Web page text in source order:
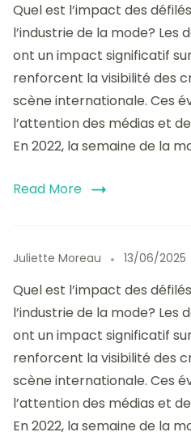
Quel est l’impact des
l’industrie de la mode? Les
ont un impact significatif
renforcent la visibilité des
scène internationale. Ces
l’attention des médias et
En 2022, la semaine de la
Read More
Juliette Moreau 13/06/2025
Quel est l’impact des
l’industrie de la mode? Les
ont un impact significatif
renforcent la visibilité des
scène internationale. Ces
l’attention des médias et
En 2022, la semaine de la